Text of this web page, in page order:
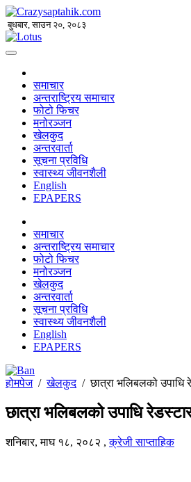
बुधबार, साउन २०, २०८३
समाचार
अन्तराष्ट्रिय समाचार
फोटो फिचर
मनोरञ्जन
खेलकुद
अन्तरवार्ता
सूचना प्रविधि
स्वास्थ्य जीवनशैली
English
EPAPERS
समाचार
अन्तराष्ट्रिय समाचार
फोटो फिचर
मनोरञ्जन
खेलकुद
अन्तरवार्ता
सूचना प्रविधि
स्वास्थ्य जीवनशैली
English
EPAPERS
होमपेज/खेलकुद/छात्रा भलिबलको उपाधि
छात्रा भलिबलको उपाधि
शनिबार, माघ १८, २०८२ ,क्रेजी साप्ताहिक